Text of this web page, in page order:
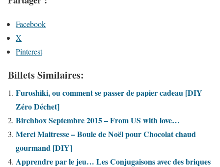
Facebook
X
Pinterest
Billets Similaires:
Furoshiki, ou comment se passer de papier cadeau [DIY
Zéro Déchet]
Birchbox Septembre 2015 – From US with love…
Merci Maitresse – Boule de Noël pour Chocolat chaud
gourmand [DIY]
Apprendre par le jeu… Les Conjugaisons avec des briques